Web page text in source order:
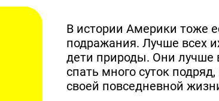
В истории Америки тоже
подражания. Лучше всех
дети природы. Они лучше
спать много суток
своей повседневной